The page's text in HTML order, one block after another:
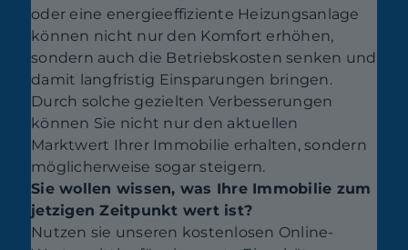
oder eine energieeffiziente Heizungsanlage
können nicht nur den Komfort erhöhen,
sondern auch die Betriebskosten senken und
damit langfristig Einsparungen bringen.
Durch solche gezielten Verbesserungen
können Sie nicht nur den aktuellen
Marktwert Ihrer Immobilie erhalten, sondern
möglicherweise sogar steigern.
Sie wollen wissen, was Ihre Immobilie zum
jetzigen Zeitpunkt wert ist?
Nutzen sie unseren kostenlosen Online-